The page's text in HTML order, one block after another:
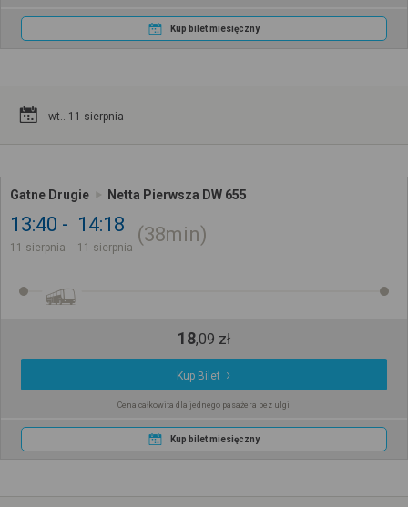
Kup bilet miesięczny
wt.. 11 sierpnia
Gatne Drugie Netta Pierwsza DW 655
13:40
11 sierpnia
14:18
11 sierpnia
38min
18,09 zł
Kup Bilet
Cena całkowita dla jednego pasażera bez ulgi
Kup bilet miesięczny